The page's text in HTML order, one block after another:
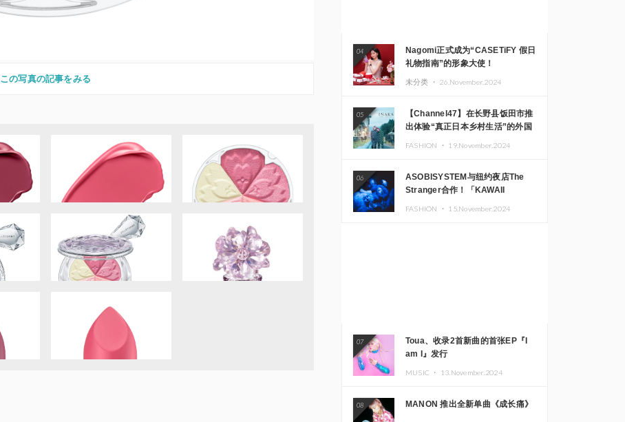
この写真の記事をみる
04
Nagomi正式成为“CASETiFY 假日
礼物指南”的形象大使！
未分类 ・ 26.November.2024
05
【Channel47】在长野县饭田市推
出体验“真正日本乡村生活”的外国
FASHION ・ 19.November.2024
06
ASOBISYSTEM与纽约夜店The
Stranger合作！「KAWAII
FASHION ・ 15.November.2024
07
Toua、收录2首新曲的首张EP『I
am I』发行
MUSIC ・ 13.November.2024
08 MANON 推出全新单曲《成长痛》